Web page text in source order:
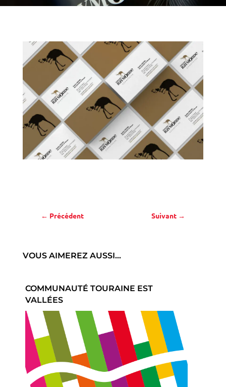
← Précédent Suivant →
VOUS AIMEREZ AUSSI…
COMMUNAUTÉ TOURAINE EST
VALLÉES